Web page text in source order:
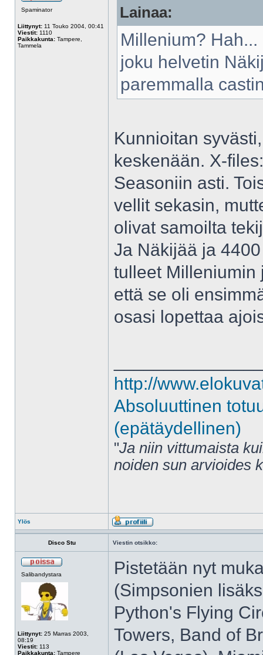
Spaminator
Liittynyt: 11 Touko 2004, 00:41
Viestit: 1110
Paikkakunta: Tampere,
Tammela
Lainaa:
Millenium?
joku helvetin
paremmalla
Kunnioitan
keskenään. X-
Seasoniin asti.
vellit sekasin,
olivat samoilta
Ja Näkijää ja
tulleet Milleniumin
että se oli
osasi lopettaa
http://
Absoluuttinen
(epätäydellinen)
"Ja niin vittumaista
noiden sun arvioides
Ylös
Disco Stu Viestin otsikko:
Salibandystara
Liittynyt: 25 Marras 2003,
08:19
Viestit: 113
Paikkakunta: Tampere
Pistetään nyt
(Simpsonien
Python's Flying
Towers, Band of